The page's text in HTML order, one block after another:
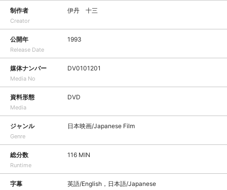
制作者
Creator
伊丹 十三
公開年
Release Date
1993
媒体ナンバー
Media No
DV0101201
資料形態
Media
DVD
ジャンル
Genre
日本映画/Japanese Film
総分数
Runtime
116 MIN
字幕 英語/English，日本語/Japanese